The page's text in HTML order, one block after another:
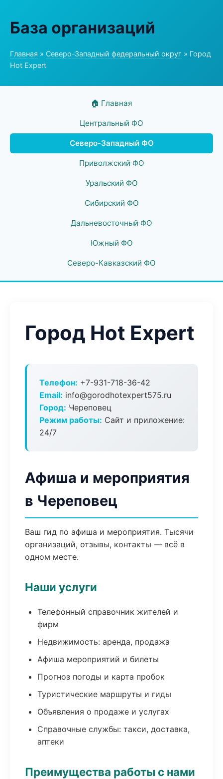
База организаций
Главная » Северо-Западный федеральный округ » Город
Hot Expert
🏠 Главная
Центральный ФО
Северо-Западный ФО
Приволжский ФО
Уральский ФО
Сибирский ФО
Дальневосточный ФО
Южный ФО
Северо-Кавказский ФО
Город Hot Expert
Телефон: +7-931-718-36-42
Email: info@gorodhotexpert575.ru
Город: Череповец
Режим работы: Сайт и приложение:
24/7
Афиша и мероприятия
в Череповец
Ваш гид по афиша и мероприятия. Тысячи
организаций, отзывы, контакты — всё в
одном месте.
Наши услуги
Телефонный справочник жителей и
фирм
Недвижимость: аренда, продажа
Афиша мероприятий и билеты
Прогноз погоды и карта пробок
Туристические маршруты и гиды
Объявления о продаже и услугах
Справочные службы: такси, доставка,
аптеки
Преимущества работы с нами